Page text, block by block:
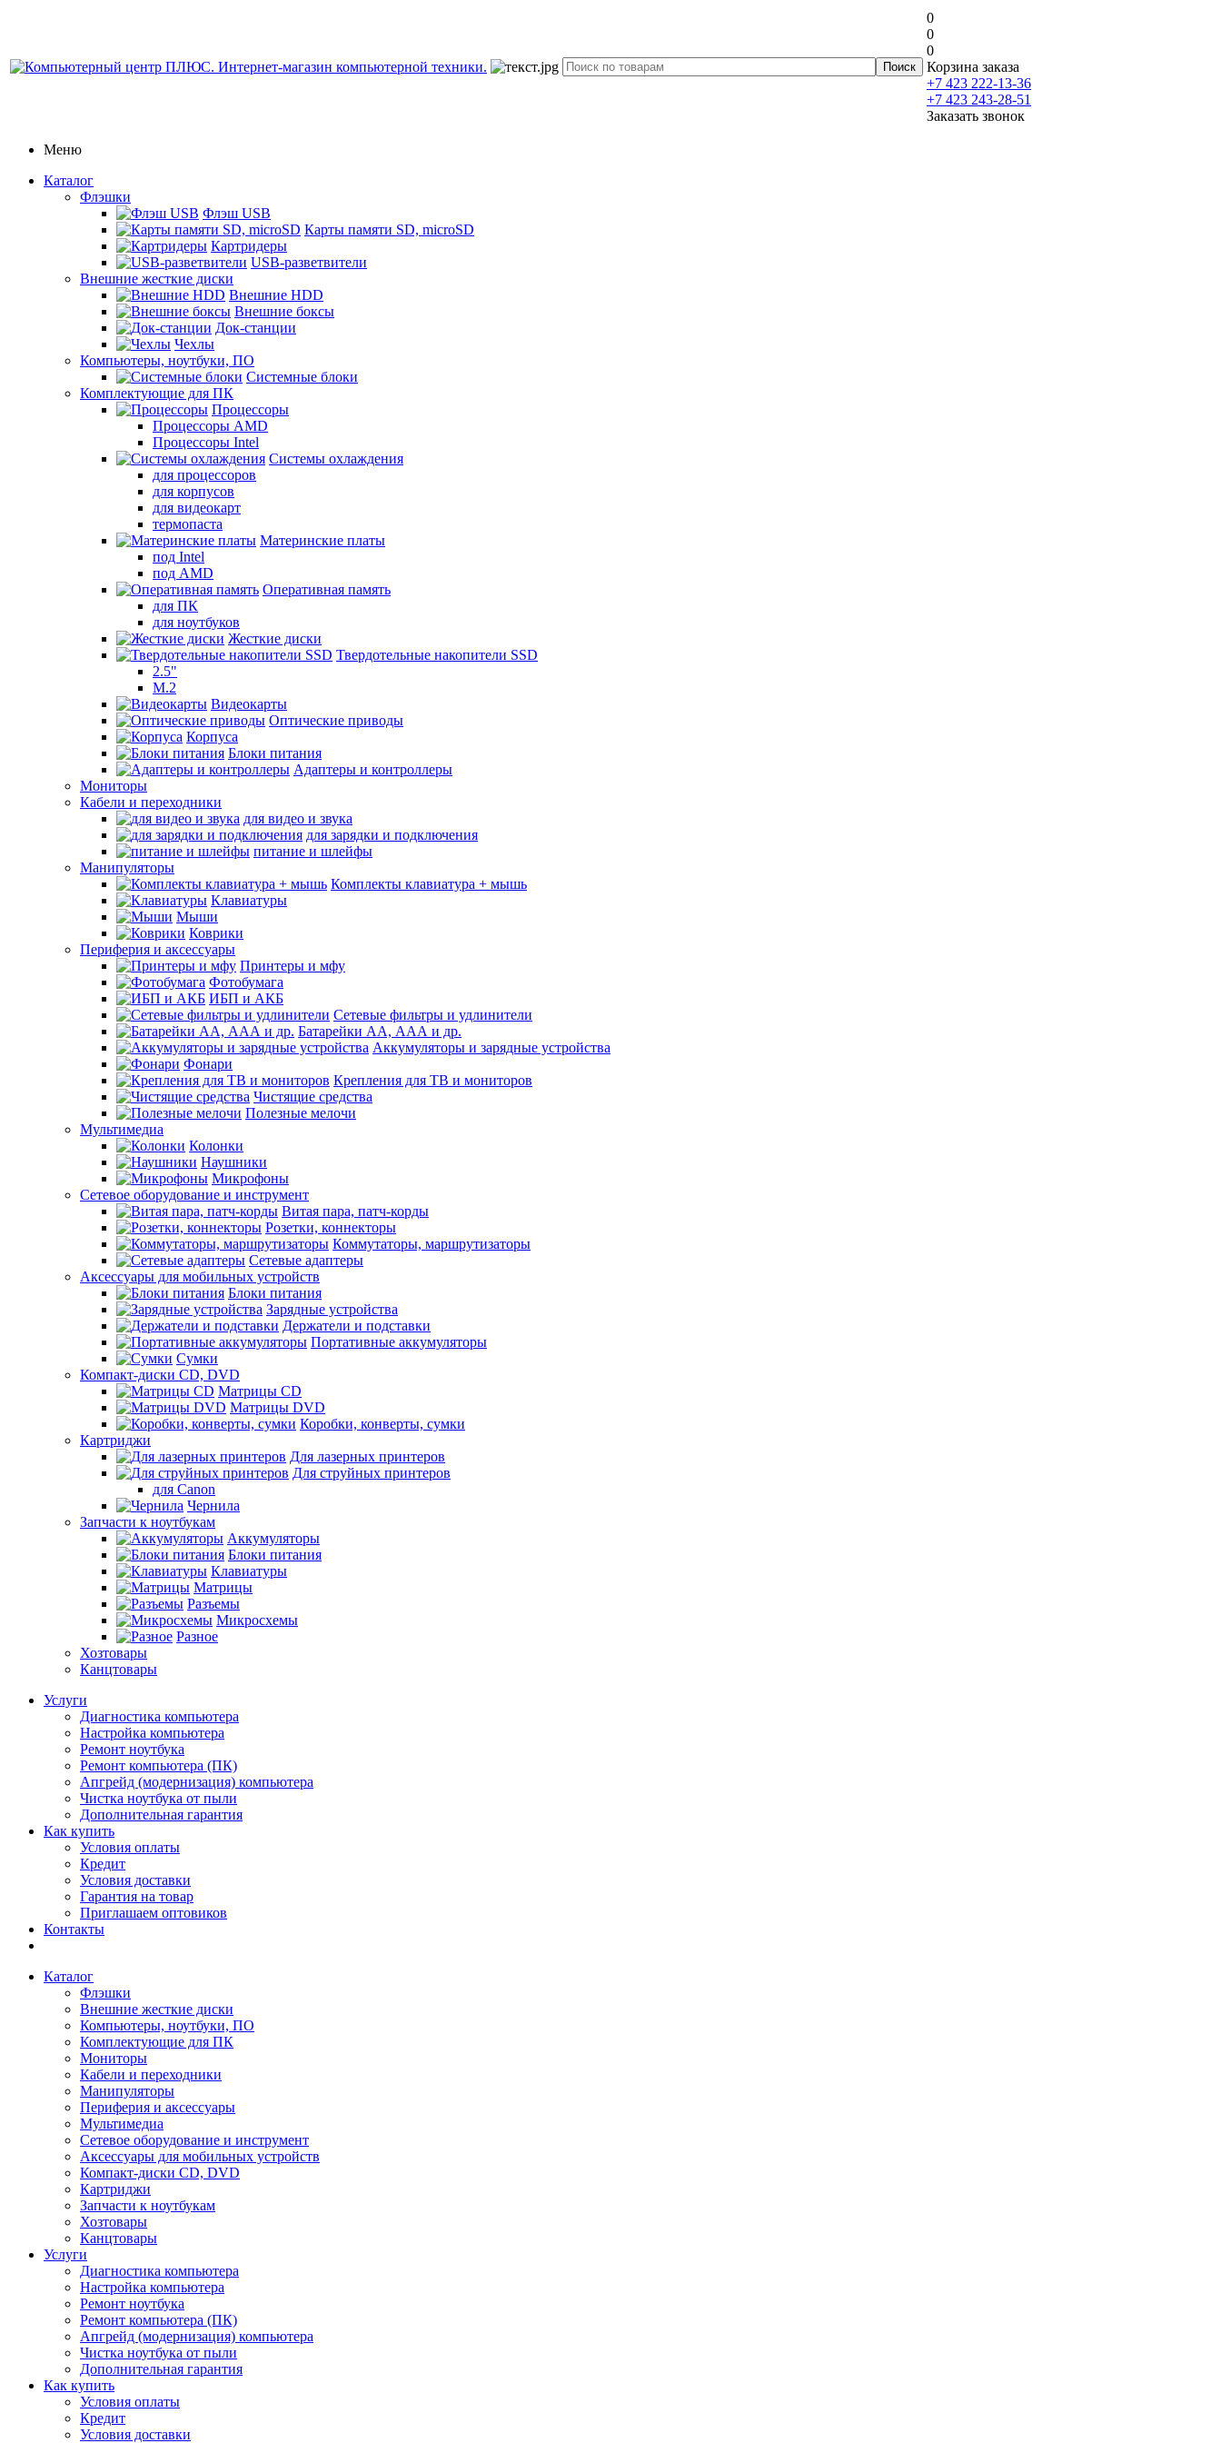
0
0
0
Корзина заказа
+7 423 222-13-36
+7 423 243-28-51
Заказать звонок
Меню
Каталог
Флэшки
Флэш USB
Карты памяти SD, microSD
Картридеры
USB-разветвители
Внешние жесткие диски
Внешние HDD
Внешние боксы
Док-станции
Чехлы
Компьютеры, ноутбуки, ПО
Системные блоки
Комплектующие для ПК
Процессоры
Процессоры AMD
Процессоры Intel
Системы охлаждения
для процессоров
для корпусов
для видеокарт
термопаста
Материнские платы
под Intel
под AMD
Оперативная память
для ПК
для ноутбуков
Жесткие диски
Твердотельные накопители SSD
2.5"
M.2
Видеокарты
Оптические приводы
Корпуса
Блоки питания
Адаптеры и контроллеры
Мониторы
Кабели и переходники
для видео и звука
для зарядки и подключения
питание и шлейфы
Манипуляторы
Комплекты клавиатура + мышь
Клавиатуры
Мыши
Коврики
Периферия и аксессуары
Принтеры и мфу
Фотобумага
ИБП и АКБ
Сетевые фильтры и удлинители
Батарейки АА, ААА и др.
Аккумуляторы и зарядные устройства
Фонари
Крепления для ТВ и мониторов
Чистящие средства
Полезные мелочи
Мультимедиа
Колонки
Наушники
Микрофоны
Сетевое оборудование и инструмент
Витая пара, патч-корды
Розетки, коннекторы
Коммутаторы, маршрутизаторы
Сетевые адаптеры
Аксессуары для мобильных устройств
Блоки питания
Зарядные устройства
Держатели и подставки
Портативные аккумуляторы
Сумки
Компакт-диски CD, DVD
Матрицы CD
Матрицы DVD
Коробки, конверты, сумки
Картриджи
Для лазерных принтеров
Для струйных принтеров
для Canon
Чернила
Запчасти к ноутбукам
Аккумуляторы
Блоки питания
Клавиатуры
Матрицы
Разъемы
Микросхемы
Разное
Хозтовары
Канцтовары
Услуги
Диагностика компьютера
Настройка компьютера
Ремонт ноутбука
Ремонт компьютера (ПК)
Апгрейд (модернизация) компьютера
Чистка ноутбука от пыли
Дополнительная гарантия
Как купить
Условия оплаты
Кредит
Условия доставки
Гарантия на товар
Приглашаем оптовиков
Контакты
Каталог
Флэшки
Внешние жесткие диски
Компьютеры, ноутбуки, ПО
Комплектующие для ПК
Мониторы
Кабели и переходники
Манипуляторы
Периферия и аксессуары
Мультимедиа
Сетевое оборудование и инструмент
Аксессуары для мобильных устройств
Компакт-диски CD, DVD
Картриджи
Запчасти к ноутбукам
Хозтовары
Канцтовары
Услуги
Диагностика компьютера
Настройка компьютера
Ремонт ноутбука
Ремонт компьютера (ПК)
Апгрейд (модернизация) компьютера
Чистка ноутбука от пыли
Дополнительная гарантия
Как купить
Условия оплаты
Кредит
Условия доставки